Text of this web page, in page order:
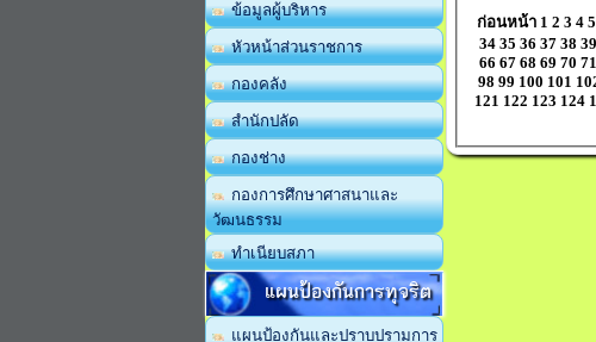
ข้อมูลผู้บริหาร
หัวหน้าส่วนราชการ
กองคลัง
สำนักปลัด
กองช่าง
กองการศึกษาศาสนาและ
วัฒนธรรม
ทำเนียบสภา
แผนป้องกันการทุจริต
แผนป้องกันและปราบปรามการ
ก่อนหน้า 1 2 3 4 5
34 35 36 37 38 39
66 67 68 69 70 71
98 99 100 101
121 122 123 124